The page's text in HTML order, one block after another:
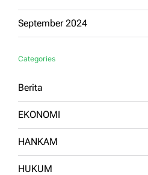
September 2024
Categories
Berita
EKONOMI
HANKAM
HUKUM